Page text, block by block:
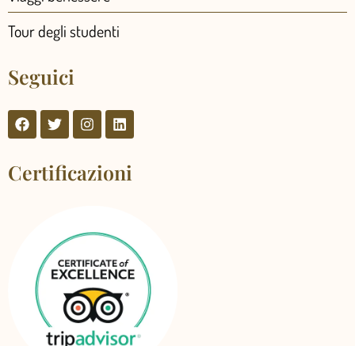
Tour degli studenti
Seguici
Certificazioni